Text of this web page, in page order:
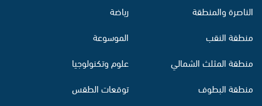
الناصرة والمنطقة
منطقة النقب
منطقة المثلث الشمالي
منطقة البطوف
رياضة
الموسوعة
علوم وتكنولوجيا
توقعات الطقس